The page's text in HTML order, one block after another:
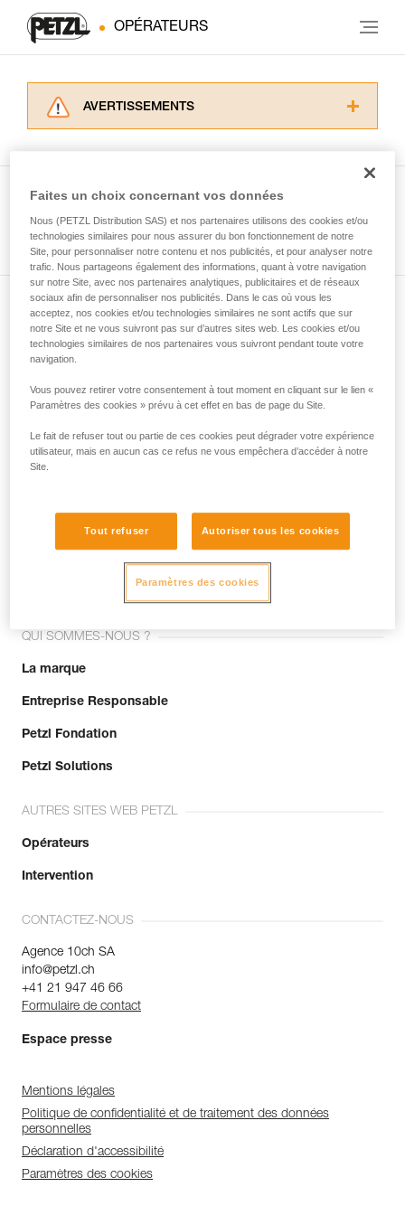
OPÉRATEURS
AVERTISSEMENTS
informations de la notice technique pour
d’informations.
Maîtriser ces techniques nécessite une
formation et un entraînement spécifique. Validez
avec un professionnel votre capacité à refaire
la manipulation, seul, en toute sécurité, avant
de la reproduire en autonomie.
Nous donnons des exemples de techniques
Voir tous les conseils
Abonnez-vous à la newsletter
et restez connecté à notre actualité
Email *
Rejoignez la communauté !
QUI SOMMES-NOUS ?
La marque
Entreprise Responsable
Petzl Fondation
Petzl Solutions
AUTRES SITES WEB PETZL
Opérateurs
Intervention
CONTACTEZ-NOUS
Agence 10ch SA
info@petzl.ch
+41 21 947 46 66
Formulaire de contact
Espace presse
Mentions légales
Politique de confidentialité et de traitement des données
personnelles
Déclaration d'accessibilité
Paramètres des cookies
Faites un choix concernant vos données
Nous (PETZL Distribution SAS) et nos partenaires utilisons des cookies et/ou
technologies similaires pour nous assurer du bon fonctionnement de notre
Site, pour personnaliser notre contenu et nos publicités, et pour analyser notre
trafic. Nous partageons également des informations, quant à votre navigation
sur notre Site, avec nos partenaires analytiques, publicitaires et de réseaux
sociaux afin de personnaliser nos publicités. Dans le cas où vous les
acceptez, nos cookies et/ou technologies similaires ne sont actifs que sur
notre Site et ne vous suivront pas sur d’autres sites web. Les cookies et/ou
technologies similaires de nos partenaires vous suivront pendant toute votre
navigation.
Vous pouvez retirer votre consentement à tout moment en cliquant sur le lien «
Paramètres des cookies » prévu à cet effet en bas de page du Site.
Le fait de refuser tout ou partie de ces cookies peut dégrader votre expérience
utilisateur, mais en aucun cas ce refus ne vous empêchera d’accéder à notre
Site.
Tout refuser Autoriser tous les cookies
Paramètres des cookies